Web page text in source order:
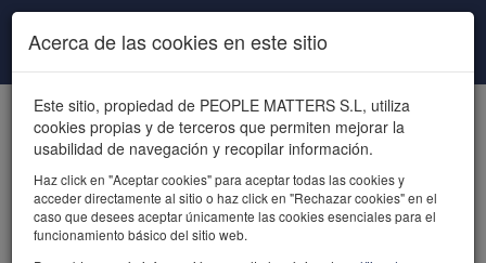
Pasar al contenido principal
powered by talent
Acerca de las cookies en este sitio
Este sitio, propiedad de PEOPLE MATTERS S.L, utiliza
cookies propias y de terceros que permiten mejorar la
usabilidad de navegación y recopilar información.
Haz click en "Aceptar cookies" para aceptar todas las cookies y
acceder directamente al sitio o haz click en "Rechazar cookies" en el
caso que desees aceptar únicamente las cookies esenciales para el
funcionamiento básico del sitio web.